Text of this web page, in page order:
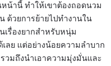
น้านี้ ทำให้เขาต้องถอดนวม
ด้วยการย้ายไปทำงานใน
เรื่องยากสำหรับหนุ่ม
ลย แต่อย่างน้อยความลำบาก
วมถึงนำเอาความมุ่งมั่นและ